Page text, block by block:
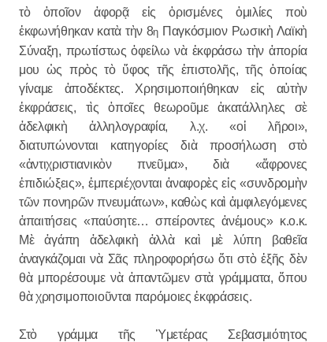
τὸ ὁποῖον ἀφορᾷ εἰς ὁρισμένες ὁμιλίες ποὺ
ἐκφωνήθηκαν κατὰ τὴν 8η Παγκόσμιον Ρωσικὴ Λαϊκὴ
Σύναξη, πρωτίστως ὀφείλω νὰ ἐκφράσω τὴν ἀπορία
μου ὡς πρὸς τὸ ὕφος τῆς ἐπιστολῆς, τῆς ὁποίας
γίναμε ἀποδέκτες. Χρησιμοποιήθηκαν εἰς αὐτὴν
ἐκφράσεις, τὶς ὁποῖες θεωροῦμε ἀκατάλληλες σὲ
ἀδελφικὴ ἀλληλογραφία, λ.χ. «οἱ λῆροι»,
διατυπώνονται κατηγορίες διὰ προσήλωση στὸ
«ἀντιχριστιανικὸν πνεῦμα», διὰ «ἄφρονες
ἐπιδιώξεις», ἐμπεριέχονται ἀναφορὲς εἰς «συνδρομὴν
τῶν πονηρῶν πνευμάτων», καθὼς καὶ ἀμφιλεγόμενες
ἀπαιτήσεις «παύσητε… σπείροντες ἀνέμους» κ.ο.κ.
Μὲ ἀγάπη ἀδελφικὴ ἀλλὰ καὶ μὲ λύπη βαθεῖα
ἀναγκάζομαι νὰ Σᾶς πληροφορήσω ὅτι στὸ ἐξῆς δὲν
θὰ μπορέσουμε νὰ ἀπαντῶμεν στὰ γράμματα, ὅπου
θὰ χρησιμοποιοῦνται παρόμοιες ἐκφράσεις.
Στὸ γράμμα τῆς Ὑμετέρας Σεβασμιότητος